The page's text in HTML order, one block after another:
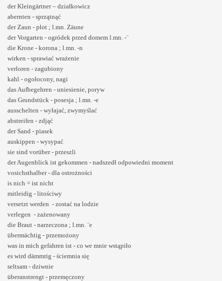
der Kleingärtner – działkowicz
abernten - sprzątnąć
der Zaun - płot ; l.mn. Zäune
der Vorgarten - ogródek przed domem l.mn. -¨
die Krone - korona ; l.mn. -n
wirken - sprawiać wrażenie
verloren - zagubiony
kahl - ogołocony, nagi
das Aufbegehren - uniesienie, poryw
das Grundstück - posesja ; l.mn. -e
ausschelten - wyłajać, zwymyślać
abstreifen - zdjąć
der Sand - piasek
auskippen - wysypać
sie sind vorüber - przeszli
der Augenblick ist gekommen - nadszedł odpowiedni moment
vosichsthalber - dla ostrożności
is nich = ist nicht
mitleidig - litościwy
versetzt werden - zostać na lodzie
verlegen - zażenowany
die Braut - narzeczona ; l.mn. ¨e
übermächtig - przemożony
was in mich gefahren ist - co we mnie wstąpiło
es wird dämmrig - ściemnia się
seltsam - dziwnie
überanstrengt - przemęczony